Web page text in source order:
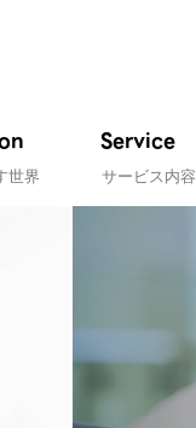
世界
Service
サービス内容